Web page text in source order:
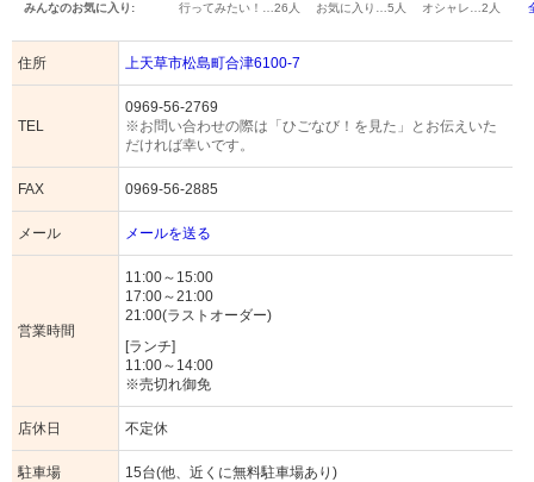
みんなのお気に入り: 行ってみたい！… 26人 お気に入り… 5人 オシャレ… 2人
住所 上天草市松島町合津6100-7
TEL
0969-56-2769
※お問い合わせの際は「ひごなび！を見た」とお伝えいた
だければ幸いです。
FAX 0969-56-2885
メール メールを送る
営業時間
11:00～15:00
17:00～21:00
21:00(ラストオーダー)
[ランチ]
11:00～14:00
※売切れ御免
店休日 不定休
駐車場 15台(他、近くに無料駐車場あり)